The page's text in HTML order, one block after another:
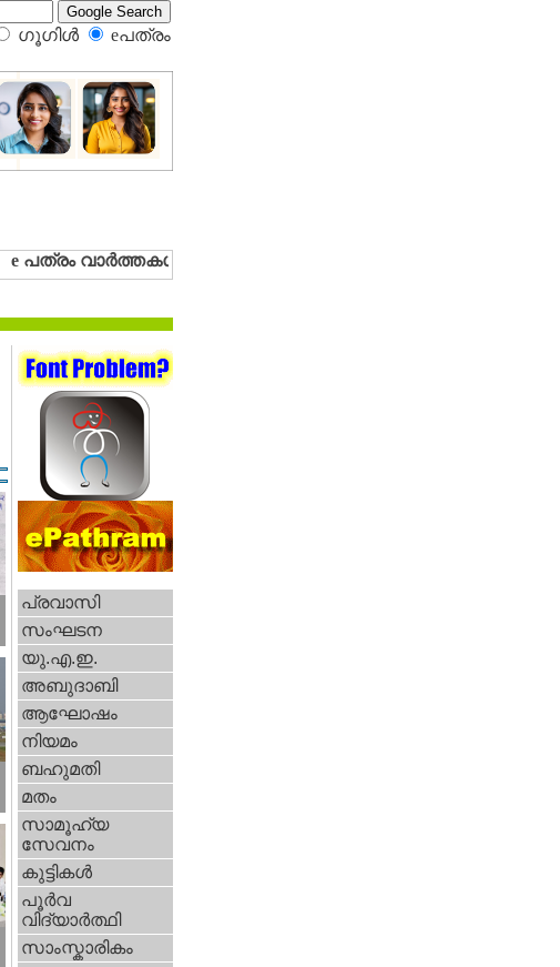
ഗൂഗിള്‍ eപത്രം‍
പ്രവാസി
സംഘടന
യു.എ.ഇ.
അബുദാബി
ആഘോഷം
നിയമം
ബഹുമതി
മതം
സാമൂഹ്യ
സേവനം
കുട്ടികള്‍
പൂര്‍വ
വിദ്യാര്‍ത്ഥി
സാംസ്കാരികം